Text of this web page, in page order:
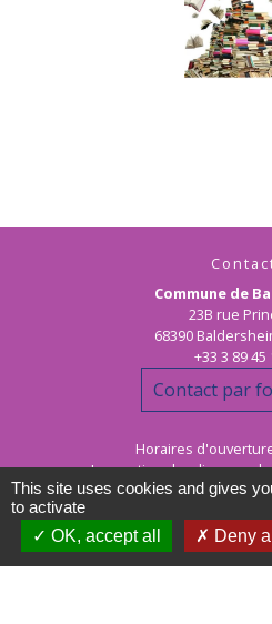
Commune de
23B rue
68390
+33 3 89 45
Contact par
Horaires
Les matins : lundi au
les après-midi : lundi au
This site uses cookies and gives
to activate
OK, accept all
Deny